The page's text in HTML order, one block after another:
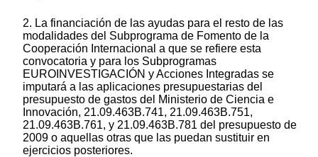
2. La financiación de las ayudas para el resto de las
modalidades del Subprograma de Fomento de la
Cooperación Internacional a que se refiere esta
convocatoria y para los Subprogramas
EUROINVESTIGACIÓN y Acciones Integradas se
imputará a las aplicaciones presupuestarias del
presupuesto de gastos del Ministerio de Ciencia e
Innovación, 21.09.463B.741, 21.09.463B.751,
21.09.463B.761, y 21.09.463B.781 del presupuesto de
2009 o aquellas otras que las puedan sustituir en
ejercicios posteriores.